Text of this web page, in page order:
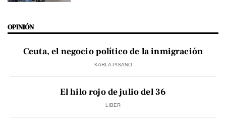
OPINIÓN
Ceuta, el negocio político de la inmigración
KARLA PISANO
El hilo rojo de julio del 36
LIBER